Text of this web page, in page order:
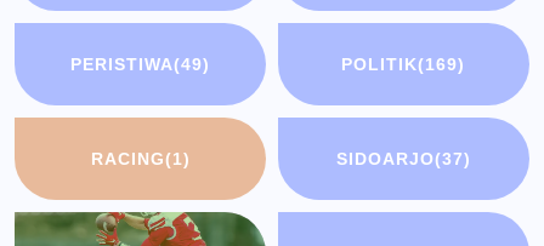
PERISTIWA(49) POLITIK(169)
RACING(1) SIDOARJO(37)